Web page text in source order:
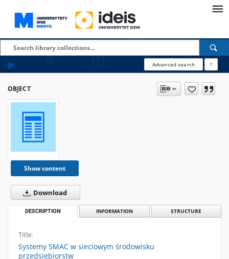
Advanced search ?
OBJECT
Show content
Download
DESCRIPTION INFORMATION STRUCTURE
Title:
Systemy SMAC w sieciowym środowisku
przedsiębiorstw